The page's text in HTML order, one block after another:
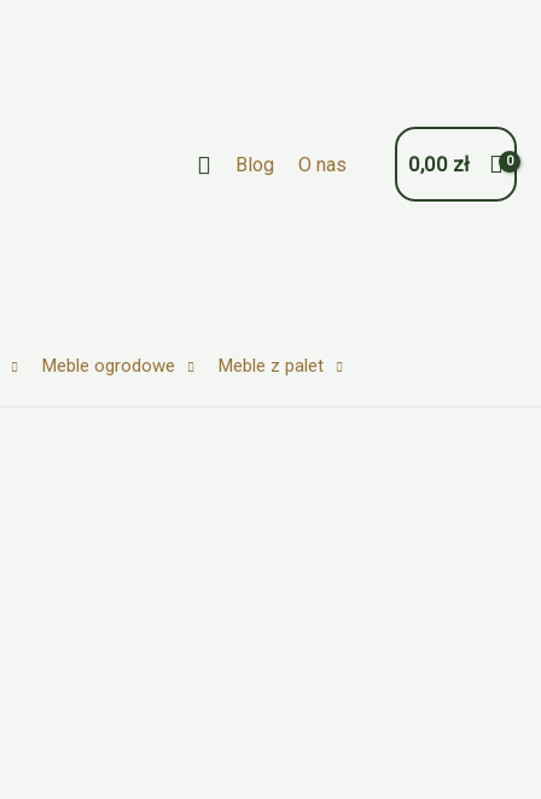
Szukaj
Blog O nas 0,00 zł
Meble ogrodowe Meble z palet